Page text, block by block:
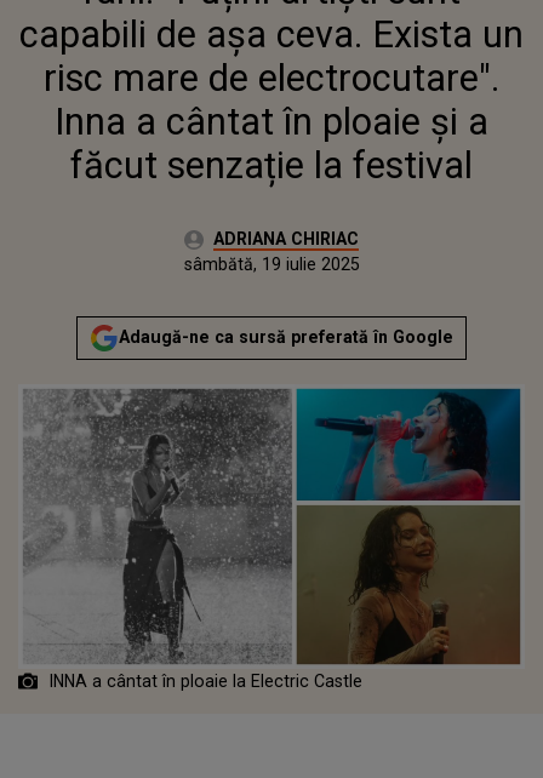
CÂNTAT ÎN PLOAIE ȘI A FĂCUT
SENZAȚIE LA FESTIVAL
capabili de așa ceva. Exista un
risc mare de electrocutare".
Inna a cântat în ploaie și a
făcut senzație la festival
Autor:ADRIANA CHIRIAC
Publicat:
sâmbătă, 19 iulie 2025
Adaugă-ne ca sursă preferată în Google
INNA a cântat în ploaie la Electric Castle